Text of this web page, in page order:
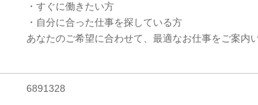
・すぐに働きたい方
・自分に合った仕事を探している方
あなたのご希望に合わせて、最適なお仕事をご案内
6891328